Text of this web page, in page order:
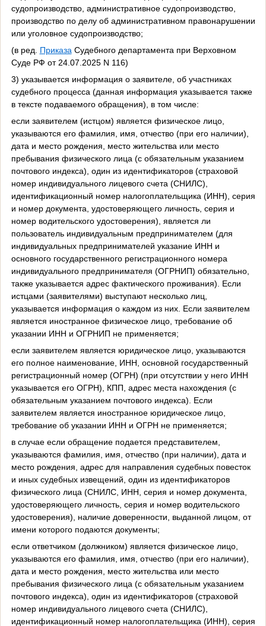
судопроизводство, административное судопроизводство,
производство по делу об административном правонарушении
или уголовное судопроизводство;
(в ред. Приказа Судебного департамента при Верховном
Суде РФ от 24.07.2025 N 116)
3) указывается информация о заявителе, об участниках
судебного процесса (данная информация указывается также
в тексте подаваемого обращения), в том числе:
если заявителем (истцом) является физическое лицо,
указываются его фамилия, имя, отчество (при его наличии),
дата и место рождения, место жительства или место
пребывания физического лица (с обязательным указанием
почтового индекса), один из идентификаторов (страховой
номер индивидуального лицевого счета (СНИЛС),
идентификационный номер налогоплательщика (ИНН), серия
и номер документа, удостоверяющего личность, серия и
номер водительского удостоверения), является ли
пользователь индивидуальным предпринимателем (для
индивидуальных предпринимателей указание ИНН и
основного государственного регистрационного номера
индивидуального предпринимателя (ОГРНИП) обязательно,
также указывается адрес фактического проживания). Если
истцами (заявителями) выступают несколько лиц,
указывается информация о каждом из них. Если заявителем
является иностранное физическое лицо, требование об
указании ИНН и ОГРНИП не применяется;
если заявителем является юридическое лицо, указываются
его полное наименование, ИНН, основной государственный
регистрационный номер (ОГРН) (при отсутствии у него ИНН
указывается его ОГРН), КПП, адрес места нахождения (с
обязательным указанием почтового индекса). Если
заявителем является иностранное юридическое лицо,
требование об указании ИНН и ОГРН не применяется;
в случае если обращение подается представителем,
указываются фамилия, имя, отчество (при наличии), дата и
место рождения, адрес для направления судебных повесток
и иных судебных извещений, один из идентификаторов
физического лица (СНИЛС, ИНН, серия и номер документа,
удостоверяющего личность, серия и номер водительского
удостоверения), наличие доверенности, выданной лицом, от
имени которого подаются документы;
если ответчиком (должником) является физическое лицо,
указываются его фамилия, имя, отчество (при его наличии),
дата и место рождения, место жительства или место
пребывания физического лица (с обязательным указанием
почтового индекса), один из идентификаторов (страховой
номер индивидуального лицевого счета (СНИЛС),
идентификационный номер налогоплательщика (ИНН), серия